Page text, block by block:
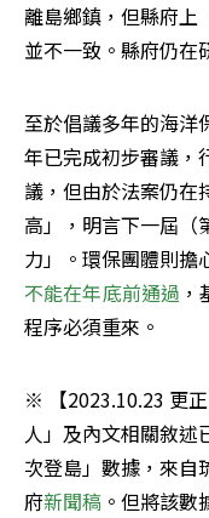
離島鄉鎮，但縣府上
並不一致。縣府仍在
至於倡議多年的海洋
年已完成初步審議，
議，但由於法案仍在
高」，明言下一屆（
力」。環保團體則擔
不能在年底前通過
程序必須重來。
※ 【2023.10.23 更
人」及內文相關敘述
次登島」數據，來自
府新聞稿 。但將該